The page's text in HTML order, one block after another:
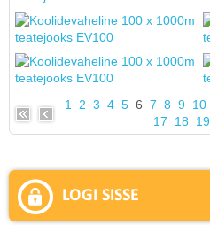
1 2 3 4 5 6 7 8 9 10
17
18 19
LOGI SISSE